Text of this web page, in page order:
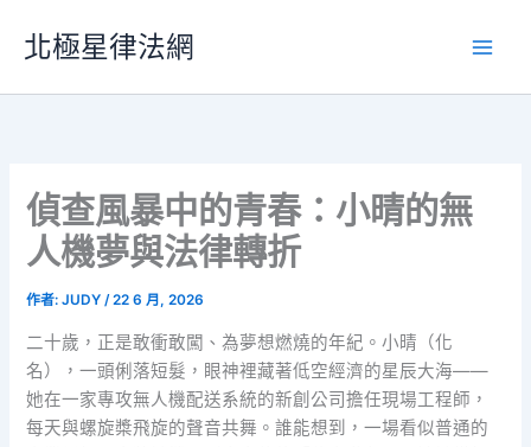
要
北極星律法網
偵查風暴中的青春：小晴的無
人機夢與法律轉折
作者:JUDY/22 6 月, 2026
二十歲，正是敢衝敢闖、為夢想燃燒的年紀。小晴（化
名），一頭俐落短髮，眼神裡藏著低空經濟的星辰大海——
她在一家專攻無人機配送系統的新創公司擔任現場工程師，
每天與螺旋槳飛旋的聲音共舞。誰能想到，一場看似普通的